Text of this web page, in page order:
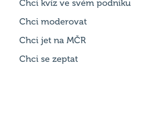
Chci kvíz ve svém podniku
Chci moderovat
Chci jet na MČR
Chci se zeptat